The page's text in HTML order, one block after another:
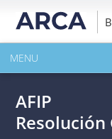
MENU
EXPANDIR TODO
AFIP
Resolución